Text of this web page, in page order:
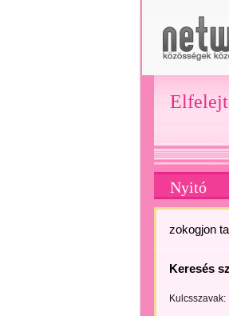
Nyitó
zokogjon
Keresés
Kulcsszavak: